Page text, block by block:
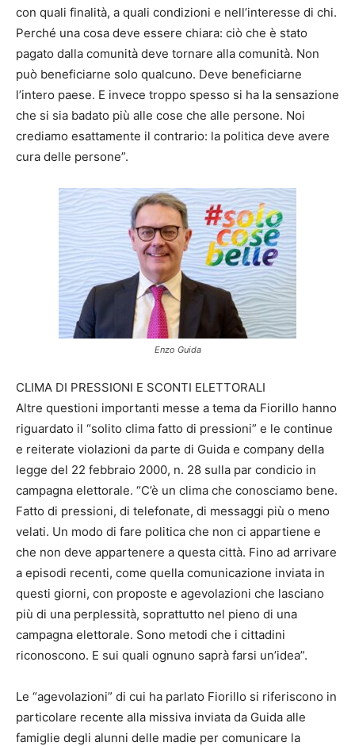
con quali finalità, a quali condizioni e nell’interesse di chi.
Perché una cosa deve essere chiara: ciò che è stato
pagato dalla comunità deve tornare alla comunità. Non
può beneficiarne solo qualcuno. Deve beneficiarne
l’intero paese. E invece troppo spesso si ha la sensazione
che si sia badato più alle cose che alle persone. Noi
crediamo esattamente il contrario: la politica deve avere
cura delle persone”.
Enzo Guida
CLIMA DI PRESSIONI E SCONTI ELETTORALI
Altre questioni importanti messe a tema da Fiorillo hanno
riguardato il “solito clima fatto di pressioni” e le continue
e reiterate violazioni da parte di Guida e company della
legge del 22 febbraio 2000, n. 28 sulla par condicio in
campagna elettorale. “C’è un clima che conosciamo bene.
Fatto di pressioni, di telefonate, di messaggi più o meno
velati. Un modo di fare politica che non ci appartiene e
che non deve appartenere a questa città. Fino ad arrivare
a episodi recenti, come quella comunicazione inviata in
questi giorni, con proposte e agevolazioni che lasciano
più di una perplessità, soprattutto nel pieno di una
campagna elettorale. Sono metodi che i cittadini
riconoscono. E sui quali ognuno saprà farsi un’idea”.
Le “agevolazioni” di cui ha parlato Fiorillo si riferiscono in
particolare recente alla missiva inviata da Guida alle
famiglie degli alunni delle madie per comunicare la